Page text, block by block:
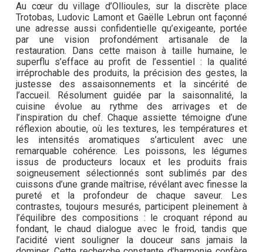
Au cœur du village d’Ollioules, sur la discrète place
Trotobas, Ludovic Lamont et Gaëlle Lebrun ont façonné
une adresse aussi confidentielle qu’exigeante, portée
par une vision profondément artisanale de la
restauration. Dans cette maison à taille humaine, le
superflu s’efface au profit de l’essentiel : la qualité
irréprochable des produits, la précision des gestes, la
justesse des assaisonnements et la sincérité de
l’accueil. Résolument guidée par la saisonnalité, la
cuisine évolue au rythme des arrivages et de
l’inspiration du chef. Chaque assiette témoigne d’une
réflexion aboutie, où les textures, les températures et
les intensités aromatiques s’articulent avec une
remarquable cohérence. Les poissons, les légumes
issus de producteurs locaux et les produits frais
soigneusement sélectionnés sont sublimés par des
cuissons d’une grande maîtrise, révélant avec finesse la
pureté et la profondeur de chaque saveur. Les
contrastes, toujours mesurés, participent pleinement à
l’équilibre des compositions : le croquant répond au
fondant, le chaud dialogue avec le froid, tandis que
l’acidité vient souligner la douceur sans jamais la